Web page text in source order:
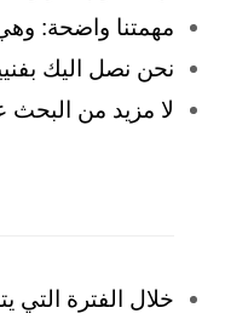
مهمتنا واضحة:
نحن نصل اليك
لا مزيد من
خلال الفترة